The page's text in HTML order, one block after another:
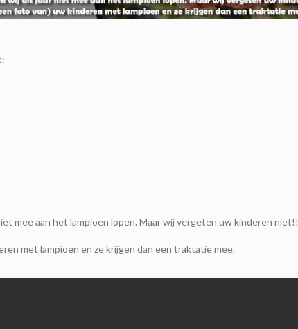
mee aan het lampioen lopen. Maar wij vergeten uw kinderen niet!!
met lampioen en ze krijgen dan een traktatie mee.